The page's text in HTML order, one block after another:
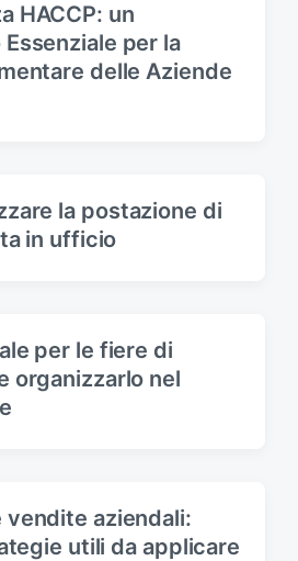
HACCP: un
per la
delle Aziende
la postazione di
in ufficio
per le fiere di
organizzarlo nel
vendite aziendali:
utili da applicare